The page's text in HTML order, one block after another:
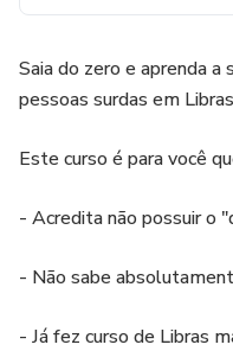
Saia do zero e aprenda a
pessoas surdas em
Este curso é para você
- Acredita não possuir o
- Não sabe
- Já fez curso de Libras